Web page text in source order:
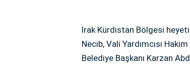
Irak Kürdistan Bölgesi
Necib, Vali Yardımcısı
Belediye Başkanı Karzan